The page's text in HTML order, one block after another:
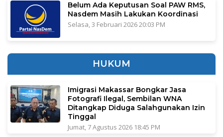
Belum Ada Keputusan Soal PAW RMS,
Nasdem Masih Lakukan Koordinasi
Selasa, 3 Februari 2026 20:03 PM
HUKUM
Imigrasi Makassar Bongkar Jasa
Fotografi Ilegal, Sembilan WNA
Ditangkap Diduga Salahgunakan Izin
Tinggal
Jumat, 7 Agustus 2026 18:45 PM